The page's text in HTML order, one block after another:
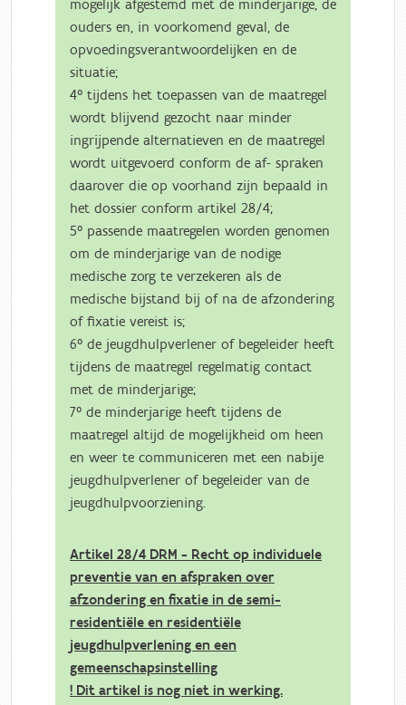
mogelijk afgestemd met de minderjarige, de
ouders en, in voorkomend geval, de
opvoedingsverantwoordelijken en de
situatie;
4° tijdens het toepassen van de maatregel
wordt blijvend gezocht naar minder
ingrijpende alternatieven en de maatregel
wordt uitgevoerd conform de af- spraken
daarover die op voorhand zijn bepaald in
het dossier conform artikel 28/4;
5° passende maatregelen worden genomen
om de minderjarige van de nodige
medische zorg te verzekeren als de
medische bijstand bij of na de afzondering
of fixatie vereist is;
6° de jeugdhulpverlener of begeleider heeft
tijdens de maatregel regelmatig contact
met de minderjarige;
7° de minderjarige heeft tijdens de
maatregel altijd de mogelijkheid om heen
en weer te communiceren met een nabije
jeugdhulpverlener of begeleider van de
jeugdhulpvoorziening.
Artikel 28/4 DRM - Recht op individuele
preventie van en afspraken over
afzondering en fixatie in de semi-
residentiële en residentiële
jeugdhulpverlening en een
gemeenschapsinstelling
! Dit artikel is nog niet in werking.